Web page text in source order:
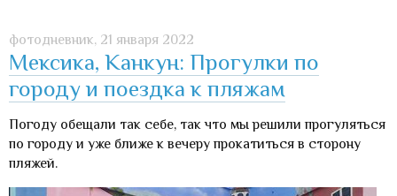
фотодневник, 21 января 2022
Мексика, Канкун: Прогулки по
городу и поездка к пляжам
Погоду обещали так себе, так что мы решили прогуляться
по городу и уже ближе к вечеру прокатиться в сторону
пляжей.